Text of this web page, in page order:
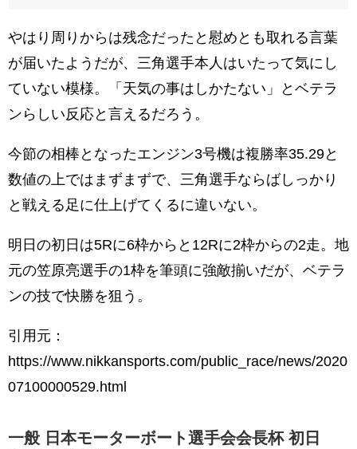
やはり周りからは残念だったと慰めとも取れる言葉
が届いたようだが、三角選手本人はいたって気にし
ていない模様。「天気の事はしかたない」とベテラ
ンらしい反応と言えるだろう。
今節の相棒となったエンジン3号機は複勝率35.29と
数値の上ではまずまずで、三角選手ならばしっかり
と戦える足に仕上げてくるに違いない。
明日の初日は5Rに6枠からと12Rに2枠からの2走。地
元の笠原亮選手の1枠を筆頭に強敵揃いだが、ベテラ
ンの技で快勝を狙う。
引用元：
https://www.nikkansports.com/public_race/news/2020
07100000529.html
一般 日本モーターボート選手会会長杯 初日